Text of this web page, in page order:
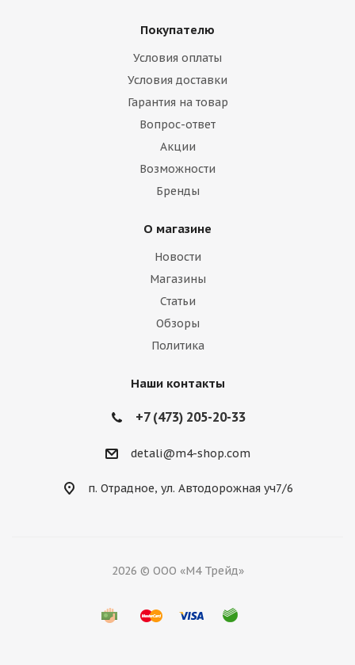
Покупателю
Условия оплаты
Условия доставки
Гарантия на товар
Вопрос-ответ
Акции
Возможности
Бренды
О магазине
Новости
Магазины
Статьи
Обзоры
Политика
Наши контакты
+7 (473) 205-20-33
detali@m4-shop.com
п. Отрадное, ул. Автодорожная уч7/6
2026 © ООО «М4 Трейд»